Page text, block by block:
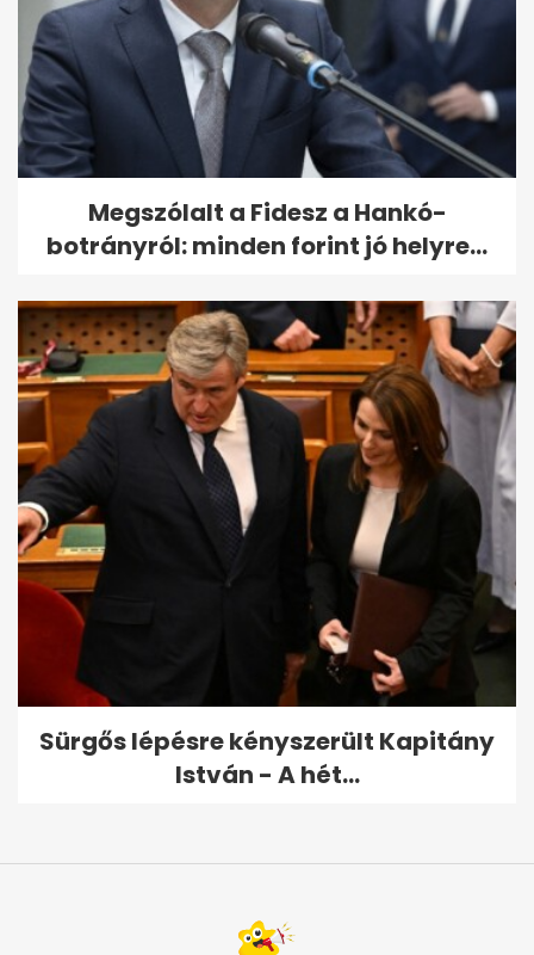
Megszólalt a Fidesz a Hankó-
botrányról: minden forint jó helyre...
Sürgős lépésre kényszerült Kapitány
István - A hét...